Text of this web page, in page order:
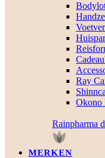
Ray
Okono
Rainpharma
MERKEN